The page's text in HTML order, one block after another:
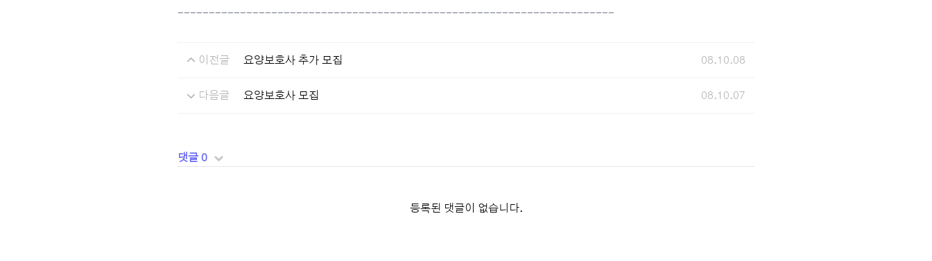
----------------------------------------------------------------------
이전글 요양보호사 추가 모집 08.10.08
다음글 요양보호사 모집 08.10.07
댓글 0
등록된 댓글이 없습니다.